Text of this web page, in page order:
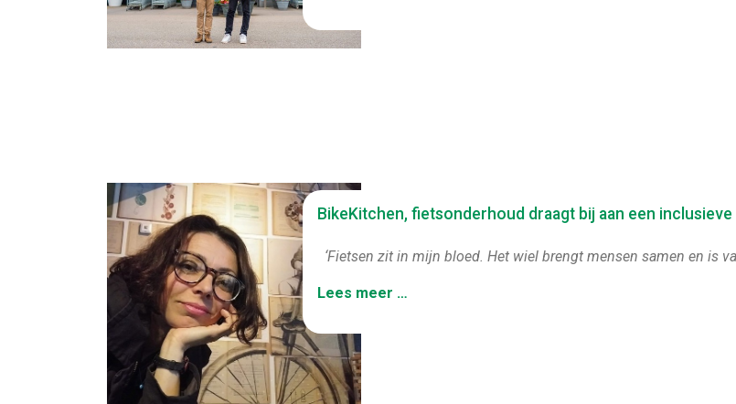
BikeKitchen, fietsonderhoud draagt bij aan een
‘Fietsen zit in mijn bloed. Het wiel brengt mensen samen en is
Lees meer …